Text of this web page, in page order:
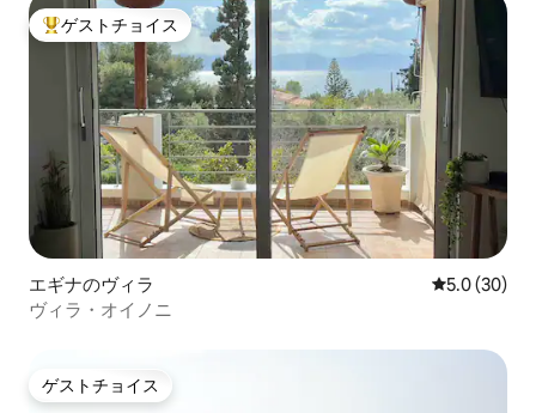
大好評のゲストチョイスです。
ゲストチョイス
エギナのヴィラ レビュー30
5.0 (30)
ヴィラ・オイノニ
ゲストチョイス
ゲストチョイス